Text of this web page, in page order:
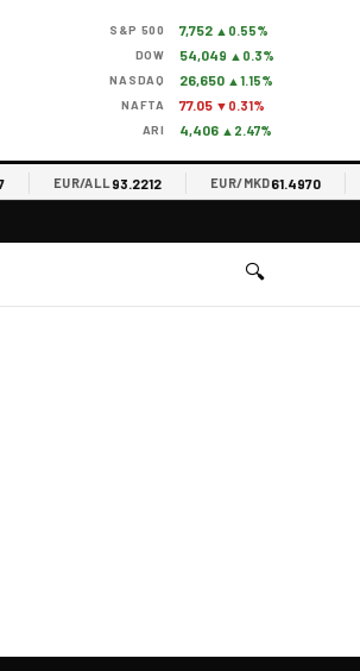
S&P 500 7,752 ▲0.55%
DOW 54,049 ▲0.3%
NASDAQ 26,650 ▲1.15%
NAFTA 77.05 ▼0.31%
ARI 4,406 ▲2.47%
EUR/ALL93.2212 EUR/MKD61.4970
🔍